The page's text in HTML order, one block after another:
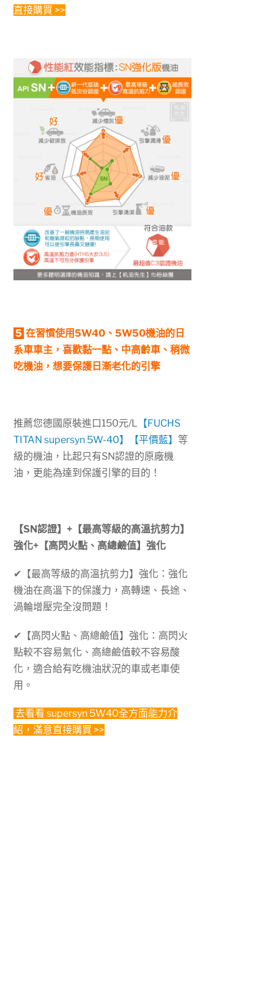
直接購買 >>
5 在習慣使用5W40、5W50機油的日
系車車主，喜歡黏一點、中高齡車、稍微
吃機油，想要保護日漸老化的引擎
推薦您德國原裝進口150元/L 【FUCHS
TITAN supersyn 5W-40】【平價藍】 等
級的機油，比起只有SN認證的原廠機
油，更能為達到保護引擎的目的！
【SN認證】+【最高等級的高溫抗剪力】
強化+【高閃火點、高總鹼值】強化
✔【最高等級的高溫抗剪力】強化：強化
機油在高溫下的保護力，高轉速、長途、
渦輪增壓完全沒問題！
✔【高閃火點、高總鹼值】強化：高閃火
點較不容易氣化、高總鹼值較不容易酸
化，適合給有吃機油狀況的車或老車使
用。
去看看 supersyn 5W40全方面能力介
紹，滿意直接購買 >>